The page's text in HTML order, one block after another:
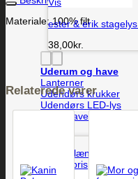
Vis
ester & erik
38,00kr.
Uderum og have
Lanterner
Udendørs krukker
Udendørs LED-lys
Øvrig have
Vis
Materiale: 100% filt
Relaterede varer